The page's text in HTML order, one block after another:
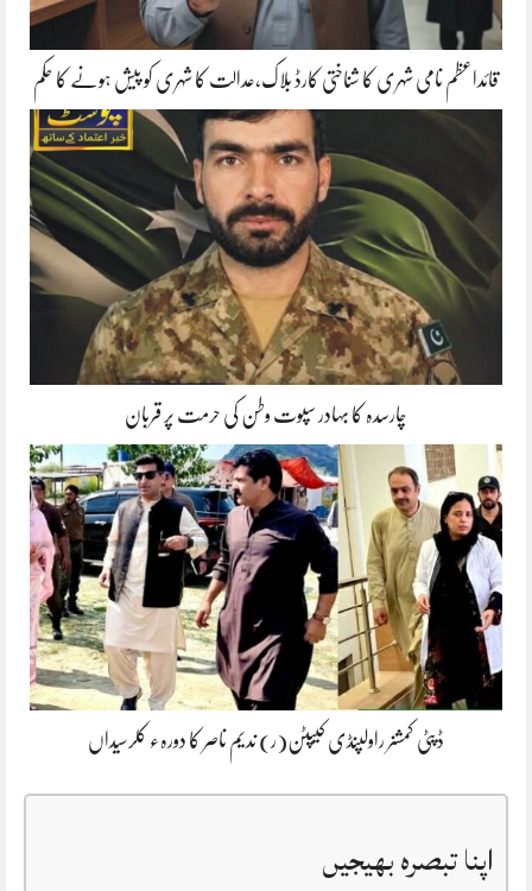
قائداعظم نامی شہری کا شناختی کارڈ بلاک،عدالت کا شہری کو پیش ہونے کا حکم
چارسدہ کا بہادر سپوت وطن کی حرمت پر قربان
ڈپٹی کمشنر راولپنڈی کیپٹن(ر) ندیم ناصر کا دورہء کلرسیداں
اپنا تبصرہ بھیجیں